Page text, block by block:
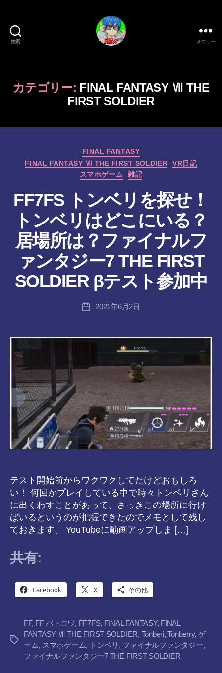
検索
ー
ム/
ガ
ェ
ト
系
VTuber
さ
む
げ
た
ん
メニュー
カテゴリー: FINAL FANTASY Ⅶ THE
FIRST SOLDIER
カ
テ
ゴ
リ
ー
FINAL FANTASY
FINAL FANTASY Ⅶ THE FIRST SOLDIER
VR日記
スマホゲーム
雑記
FF7FS トンベリを探せ！
トンベリはどこにいる？
居場所は？ファイナルフ
ァンタジー7 THE FIRST
SOLDIER βテスト参加中
投
稿
成
者
:
a
8-
vr
投
2021年6月2日
テスト開始前からワクワクしてたけどおもしろ
い！ 何回かプレイしている中で時々トンベリさん
に出くわすことがあって、さっきこの場所に行け
ばいるというのが把握できたのでメモとして残し
ておきます。 YouTubeに動画アップしま […]
共有:
Facebook X その他
タ
FF, FF バトロワ, FF7FS, FINAL FANTASY, FINAL
FANTASY Ⅶ THE FIRST SOLDIER, Tonberi,Tonberry, ゲ
ーム, スマホゲーム, トンベリ , ファイナルファンタジー,
ファイナルファンタジー7 THE FIRST SOLDIER